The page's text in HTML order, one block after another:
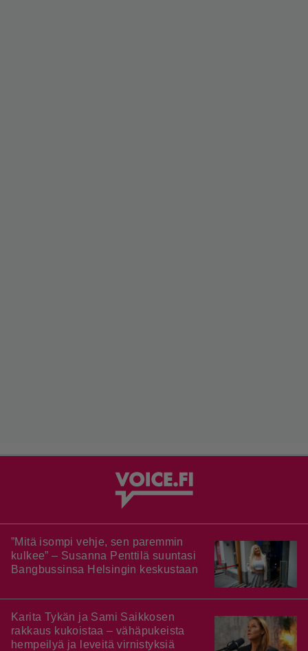
”Mitä isompi vehje, sen paremmin
kulkee” – Susanna Penttilä suuntasi
Bangbussinsa Helsingin keskustaan
Karita Tykän ja Sami Saikkosen
rakkaus kukoistaa – vähäpukeista
hempeilyä ja leveitä virnistyksiä